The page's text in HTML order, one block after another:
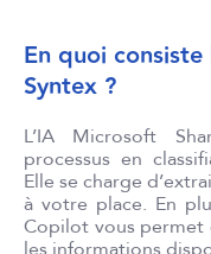
En quoi
Syntex ?
L’IA Microsoft
processus en
Elle se charge
à votre place. En
Copilot vous permet